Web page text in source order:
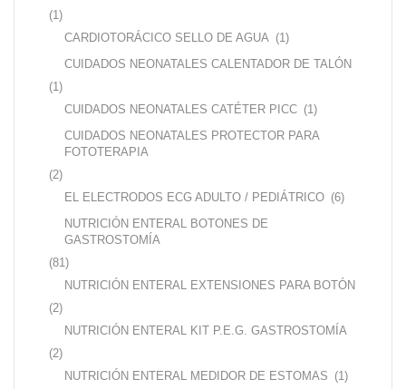
(1)
CARDIOTORÁCICO SELLO DE AGUA (1)
CUIDADOS NEONATALES CALENTADOR DE TALÓN
(1)
CUIDADOS NEONATALES CATÉTER PICC (1)
CUIDADOS NEONATALES PROTECTOR PARA
FOTOTERAPIA
(2)
EL ELECTRODOS ECG ADULTO / PEDIÁTRICO (6)
NUTRICIÓN ENTERAL BOTONES DE
GASTROSTOMÍA
(81)
NUTRICIÓN ENTERAL EXTENSIONES PARA BOTÓN
(2)
NUTRICIÓN ENTERAL KIT P.E.G. GASTROSTOMÍA
(2)
NUTRICIÓN ENTERAL MEDIDOR DE ESTOMAS (1)